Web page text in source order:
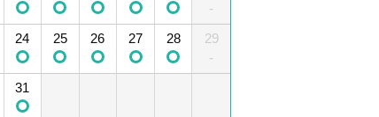
-
24 25 26 27 28
29
-
31
-
-
-
28 29 30